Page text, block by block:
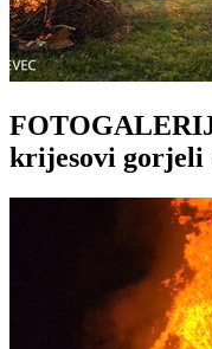
krijesovi gorjeli